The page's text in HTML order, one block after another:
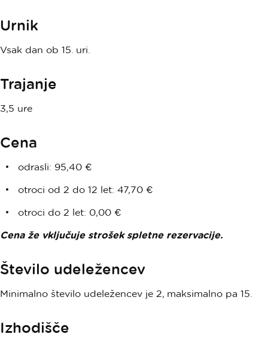
Urnik
Vsak dan ob 15. uri.
Trajanje
3,5 ure
Cena
odrasli: 95,40 €
otroci od 2 do 12 let: 47,70 €
otroci do 2 let: 0,00 €
Cena že vključuje strošek spletne rezervacije.
Število udeležencev
Minimalno število udeležencev je 2, maksimalno pa 15.
Izhodišče